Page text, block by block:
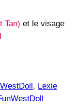
Tan) et le visage
, Lexie